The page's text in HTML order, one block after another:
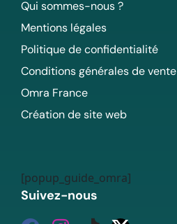
Qui sommes-nous ?
Mentions légales
Politique de confidentialité
Conditions générales de vente
Omra France
Création de site web
[popup_guide_omra]
Suivez-nous